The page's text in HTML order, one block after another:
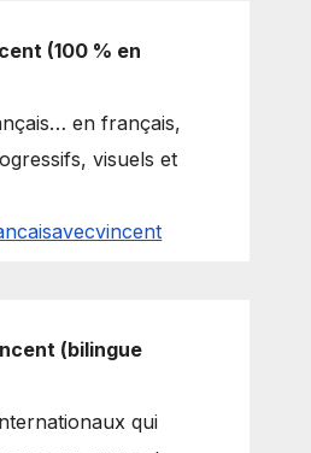
(100 % en
en français,
visuels et
(bilingue
qui